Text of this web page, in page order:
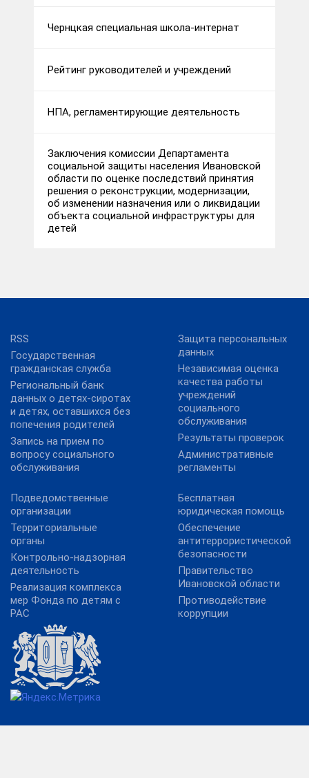
Чернцкая специальная школа-интернат
Рейтинг руководителей и учреждений
НПА, регламентирующие деятельность
Заключения комиссии Департамента
социальной защиты населения Ивановской
области по оценке последствий принятия
решения о реконструкции, модернизации,
об изменении назначения или о ликвидации
объекта социальной инфраструктуры для
детей
RSS
Государственная
гражданская служба
Региональный банк
данных о детях-сиротах
и детях, оставшихся без
попечения родителей
Запись на прием по
вопросу социального
обслуживания
Защита персональных
данных
Независимая оценка
качества работы
учреждений
социального
обслуживания
Результаты проверок
Административные
регламенты
Подведомственные
организации
Территориальные
органы
Контрольно-надзорная
деятельность
Реализация комплекса
мер Фонда по детям с
РАС
Бесплатная
юридическая помощь
Обеспечение
антитеррористической
безопасности
Правительство
Ивановской области
Противодействие
коррупции